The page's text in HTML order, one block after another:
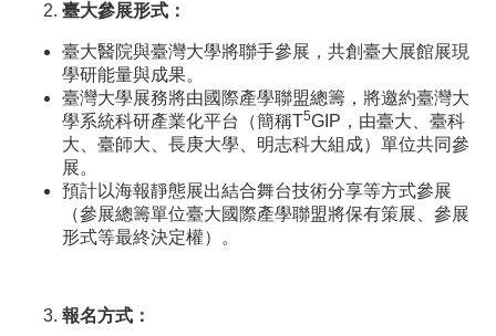
臺大參展形式：
臺大醫院與臺灣大學將聯手參展，共創臺大展館展現
學研能量與成果。
臺灣大學展務將由國際產學聯盟總籌，將邀約臺灣大
學系統科研產業化平台（簡稱T5GIP，由臺大、臺科
大、臺師大、長庚大學、明志科大組成）單位共同參
展。
預計以海報靜態展出結合舞台技術分享等方式參展
（參展總籌單位臺大國際產學聯盟將保有策展、參展
形式等最終決定權）。
報名方式：